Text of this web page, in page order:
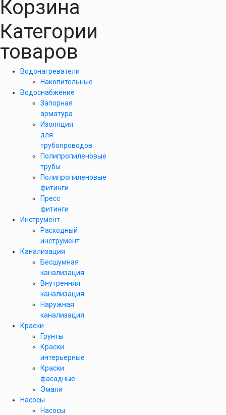
Корзина
Категории
товаров
Водонагреватели
Накопительные
Водоснабжение
Запорная
арматура
Изоляция
для
трубопроводов
Полипропиленовые
трубы
Полипропиленовые
фитинги
Пресс
фитинги
Инструмент
Расходный
инструмент
Канализация
Бесшумная
канализация
Внутренняя
канализация
Наружная
канализация
Краски
Грунты
Краски
интерьерные
Краски
фасадные
Эмали
Насосы
Насосы